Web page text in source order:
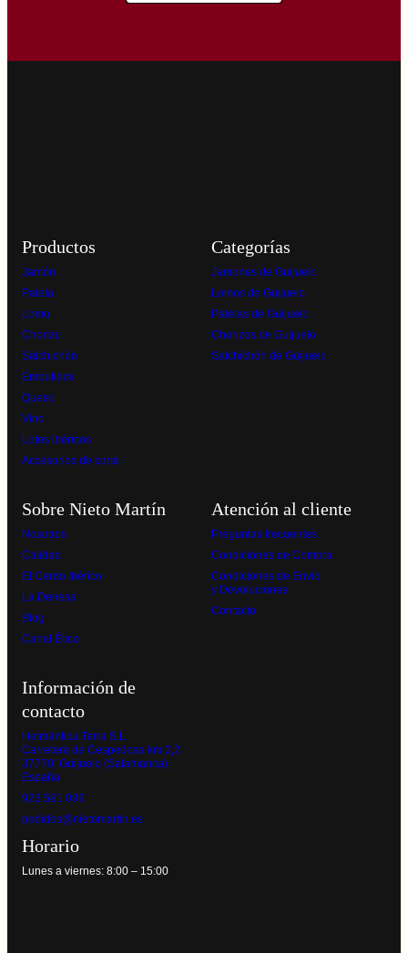
Productos
Jamón
Paleta
Lomo
Chorizo
Salchichón
Embutidos
Queso
Vino
Lotes ibéricos
Accesorios de corte
Categorías
Jamones de Guijuelo
Lomos de Guijuelo
Paletas de Guijuelo
Chorizos de Guijuelo
Salchichón de Guijuelo
Sobre Nieto Martín
Nosotros
Calidad
El Cerdo Ibérico
La Dehesa
Blog
Canal Ético
Atención al cliente
Preguntas frecuentes
Condiciones de Compra
Condiciones de Envío
y Devoluciones
Contacto
Información de
contacto
Helmántica Terra S.L.
Carretera de Cespedosa km 2,2
37770, Guijuelo (Salamanca)
España
923 581 099
pedidos@nietomartin.es
Horario
Lunes a viernes: 8:00 – 15:00